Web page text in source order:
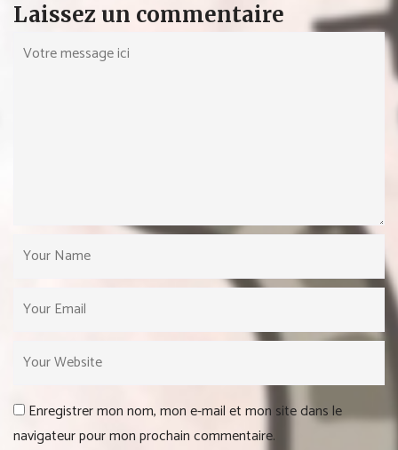
Laissez un commentaire
Enregistrer mon nom, mon e-mail et mon site dans le
navigateur pour mon prochain commentaire.